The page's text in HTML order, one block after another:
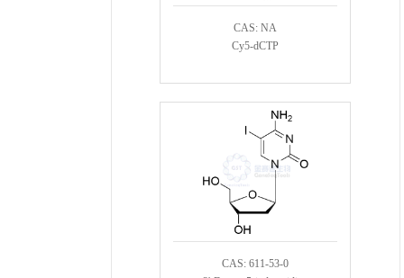
CAS: NA
Cy5-dCTP
CAS: 611-53-0